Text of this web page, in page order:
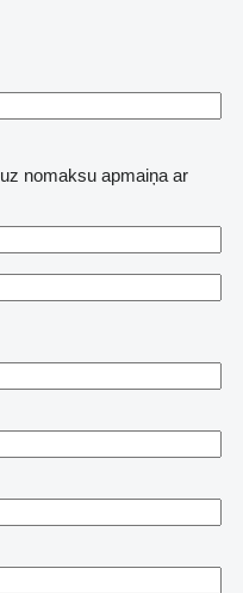
uz nomaksu apmaiņa ar